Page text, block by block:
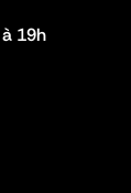
19h